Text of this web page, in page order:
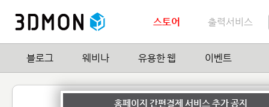
스토어 출력서비스
블로그 웨비나 유용한 웹 이벤트
홈페이지 간편결제 서비스 추가 공지